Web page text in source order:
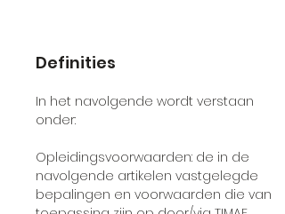
Definities
In het navolgende wordt verstaan
onder:
Opleidingsvoorwaarden: de in de
navolgende artikelen vastgelegde
bepalingen en voorwaarden die van